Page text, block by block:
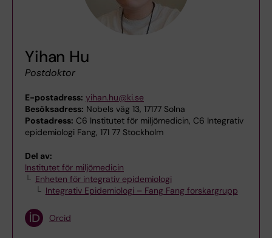
Yihan Hu
Postdoktor
E-postadress: yihan.hu@ki.se
Besöksadress: Nobels väg 13, 17177 Solna
Postadress: C6 Institutet för miljömedicin, C6 Integrativ
epidemiologi Fang, 171 77 Stockholm
Del av:
Institutet för miljömedicin
Enheten för integrativ epidemiologi
Integrativ Epidemiologi – Fang Fang forskargrupp
Orcid